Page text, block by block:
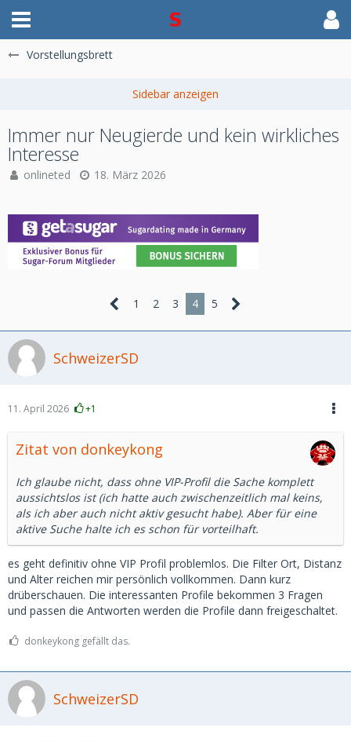
Vorstellungsbrett
Immer nur Neugierde und kein wirkliches
Interesse
onlineted 18. März 2026
1 2 3 4 5
SchweizerSD
11. April 2026 +1
Zitat von donkeykong
Ich glaube nicht, dass ohne VIP-Profil die Sache komplett
aussichtslos ist (ich hatte auch zwischenzeitlich mal keins,
als ich aber auch nicht aktiv gesucht habe). Aber für eine
aktive Suche halte ich es schon für vorteilhaft.
es geht definitiv ohne VIP Profil problemlos. Die Filter Ort, Distanz
und Alter reichen mir persönlich vollkommen. Dann kurz
drüberschauen. Die interessanten Profile bekommen 3 Fragen
und passen die Antworten werden die Profile dann freigeschaltet.
donkeykong gefällt das.
SchweizerSD